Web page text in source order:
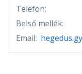
Telefon:
Belső mellék:
Email: